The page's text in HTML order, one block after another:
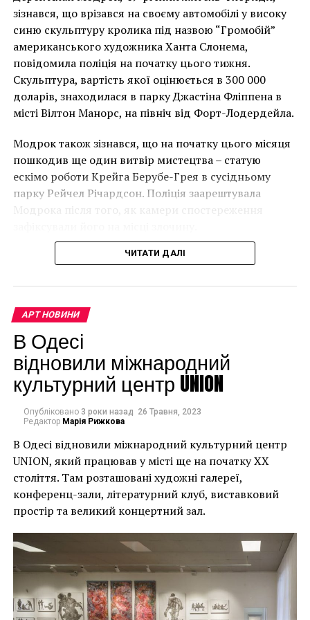
Чоловік позує під макетом чайки, яка ось-ось
накинеться на упаковку чіпсів – сюжет графіті, що
має ознаки вуличного художника Бенксі, на стіні в
Лоустофті на східному узбережжі Англії 8 серпня 2021
року. (Фото Джастіна Талліса / AFP)
В інтерв’ю “Таймс” пан Куттс сказав:
“Спочатку це було
неймовірно, але з
розвитком подій це
стало надзвичайно
впевнений, що Бенксі
усвідомлює
непередбачувані
наслідки для власників
будинків. Якби ми
могли повернути час
назад, ми б це
зробили”.
Хулігани, які намагалися зафарбувати мурал, злодії,
які відколювали зафарбовані фрагменти, щоб
продати їх у Facebook, тріщини в стіні та члени
окружної ради – це лише деякі з неприємностей, з
якими довелося зіткнутися Куттсам. Після крадіжки
їм довелося за власний кошт найняти охоронця,
який би наглядав за муралом вночі.
Єдиний вихід, кажуть Куттси, – це зняти 22-тонну
фреску, а для цього за останній місяць довелося
“зміцнити її 12 шарами смоли, скловолокна і
зізнався, що врізався на своєму автомобілі у високу
синю скульптуру кролика під назвою “Громобій”
американського художника Ханта Слонема,
повідомила поліція на початку цього тижня.
Скульптура, вартість якої оцінюється в 300 000
доларів, знаходилася в парку Джастіна Фліппена в
місті Вілтон Манорс, на північ від Форт-Лодердейла.
Модрок також зізнався, що на початку цього місяця
пошкодив ще один витвір мистецтва – статую
ескімо роботи Крейга Берубе-Грея в сусідньому
парку Рейчел Річардсон. Поліція заарештувала
Модрока після того, як камери спостереження
ЧИТАТИ ДАЛІ
АРТ НОВИНИ
В Одесі
відновили міжнародний
культурний центр UNION
Опубліковано 3 роки назад 26 Травня, 2023
Редактор Марія Рижкова
В Одесі відновили міжнародний культурний центр
UNION, який працював у місті ще на початку XX
століття. Там розташовані художні галереї,
конференц-зали, літературний клуб, виставковий
простір та великий концертний зал.